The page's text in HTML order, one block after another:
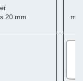
20 mm
mit